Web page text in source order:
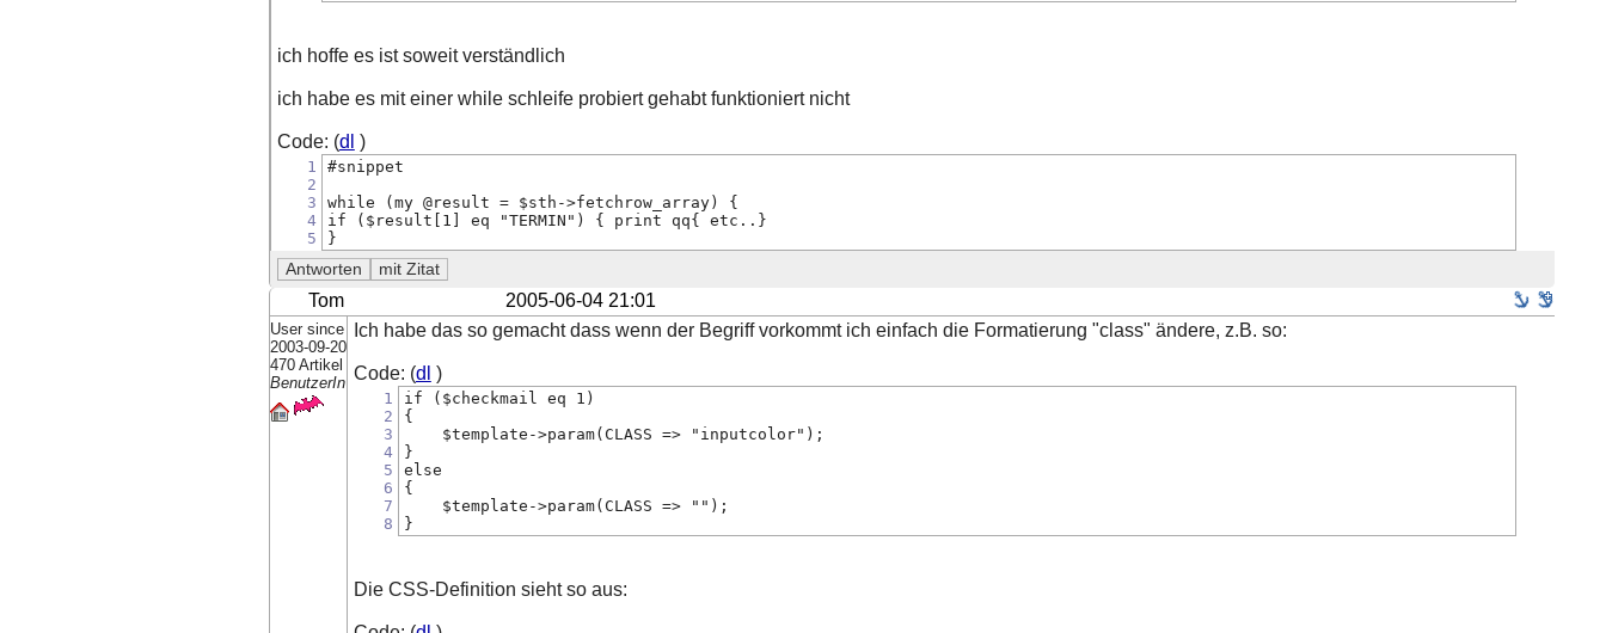
ich hoffe es ist soweit verständlich
ich habe es mit einer while schleife probiert gehabt funktioniert nicht
Code: (dl )
1
2
3
4
5
#snippet
while (my @result = $sth->fetchrow_array) {
if ($result[1] eq "TERMIN") { print qq{ etc..}
}
Tom 2005-06-04 21:01
User since
2003-09-20
470 Artikel
BenutzerIn
Ich habe das so gemacht dass wenn der Begriff vorkommt ich einfach die Formatierung "class" ändere, z.B. so:
Code: (dl )
1
2
3
4
5
6
7
8
if ($checkmail eq 1)
{
    $template->param(CLASS => "inputcolor");
}
else
{
    $template->param(CLASS => "");
}
Die CSS-Definition sieht so aus: